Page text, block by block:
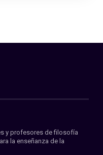
y profesores de filosofía
la enseñanza de la